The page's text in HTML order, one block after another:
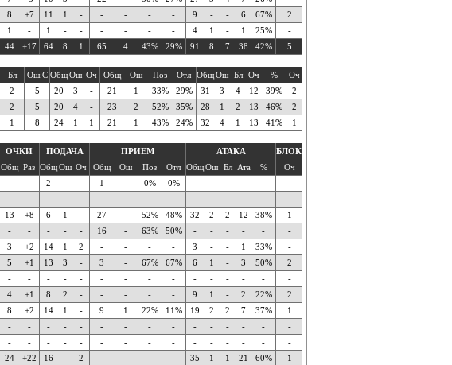
8 +7 11 1 - - - - - 9 - - 6 67% 2
1 - 1 - - - - - - 4 1 - 1 25% -
44 +17 64 8 1 65 4 43% 29% 91 8 7 38 42% 5
Бл Ош.С ОбщОш Оч Общ Ош Поз Отл ОбщОш Бл Оч % Оч
2 5 20 3 - 21 1 33% 29% 31 3 4 12 39% 2
2 5 20 4 - 23 2 52% 35% 28 1 2 13 46% 2
1 8 24 1 1 21 1 43% 24% 32 4 1 13 41% 1
ОЧКИ ПОДАЧА ПРИЕМ АТАКА
БЛОК
Общ Раз ОбщОш Оч Общ Ош Поз Отл ОбщОш Бл Ата % Оч
- - 2 - - 1 - 0% 0% - - - - - -
- - - - - - - - - - - - - - -
13 +8 6 1 - 27 - 52% 48% 32 2 2 12 38% 1
- - - - - 16 - 63% 50% - - - - - -
3 +2 14 1 2 - - - - 3 - - 1 33% -
5 +1 13 3 - 3 - 67% 67% 6 1 - 3 50% 2
- - - - - - - - - - - - - - -
4 +1 8 2 - - - - - 9 1 - 2 22% 2
8 +2 14 1 - 9 1 22% 11% 19 2 2 7 37% 1
- - - - - - - - - - - - - - -
- - - - - - - - - - - - - - -
24 +22 16 - 2 - - - - 35 1 1 21 60% 1